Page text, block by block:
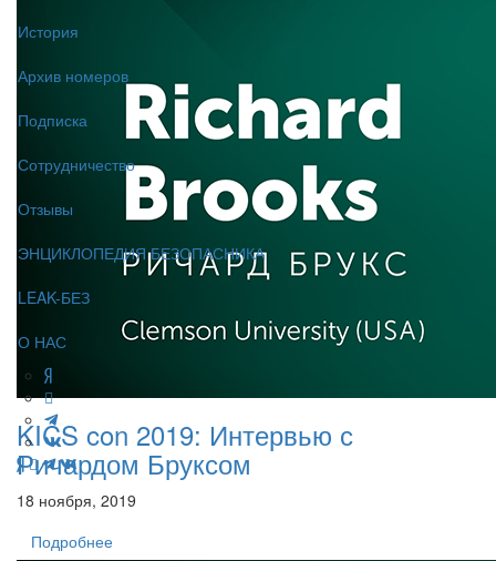
История
Архив номеров
Подписка
Сотрудничество
Отзывы
ЭНЦИКЛОПЕДИЯ БЕЗОПАСНИКА
LEAK-БЕЗ
О НАС
KICS con 2019: Интервью с
Ричардом Бруксом
18 ноября, 2019
Подробнее